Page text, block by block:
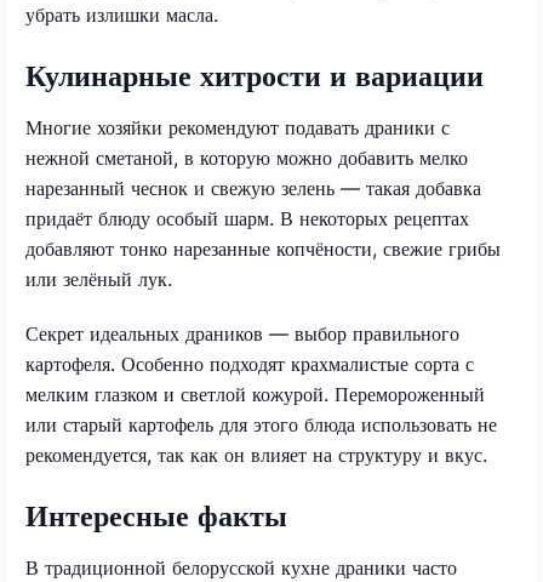
убрать излишки масла.
Кулинарные хитрости и вариации
Многие хозяйки рекомендуют подавать драники с
нежной сметаной, в которую можно добавить мелко
нарезанный чеснок и свежую зелень — такая добавка
придаёт блюду особый шарм. В некоторых рецептах
добавляют тонко нарезанные копчёности, свежие грибы
или зелёный лук.
Секрет идеальных драников — выбор правильного
картофеля. Особенно подходят крахмалистые сорта с
мелким глазком и светлой кожурой. Перемороженный
или старый картофель для этого блюда использовать не
рекомендуется, так как он влияет на структуру и вкус.
Интересные факты
В традиционной белорусской кухне драники часто